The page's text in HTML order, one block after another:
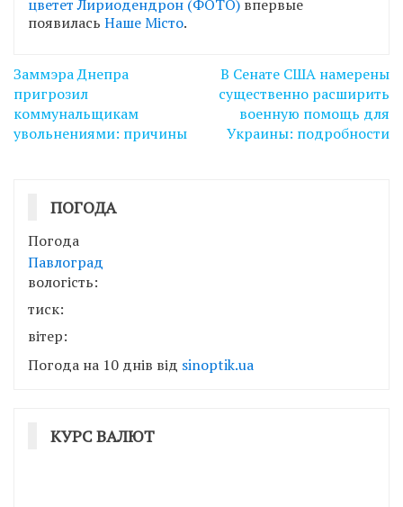
цветет Лириодендрон (ФОТО) впервые
появилась Наше Місто.
Навігація
записів
Заммэра Днепра
пригрозил
коммунальщикам
увольнениями: причины
В Сенате США намерены
существенно расширить
военную помощь для
Украины: подробности
ПОГОДА
Погода
Павлоград
вологість:
тиск:
вітер:
Погода на 10 днів від sinoptik.ua
КУРС ВАЛЮТ